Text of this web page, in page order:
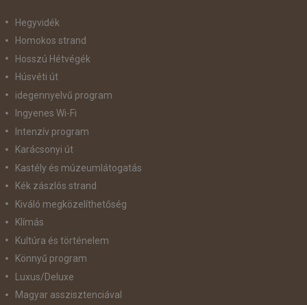
Hegyvidék
Homokos strand
Hosszú Hétvégék
Húsvéti út
idegennyelvű program
Ingyenes Wi-Fi
Intenzív program
Karácsonyi út
Kastély és múzeumlátogatás
Kék zászlós strand
Kiváló megközelíthetőség
Klímás
Kultúra és történelem
Könnyű program
Luxus/Deluxe
Magyar asszisztenciával